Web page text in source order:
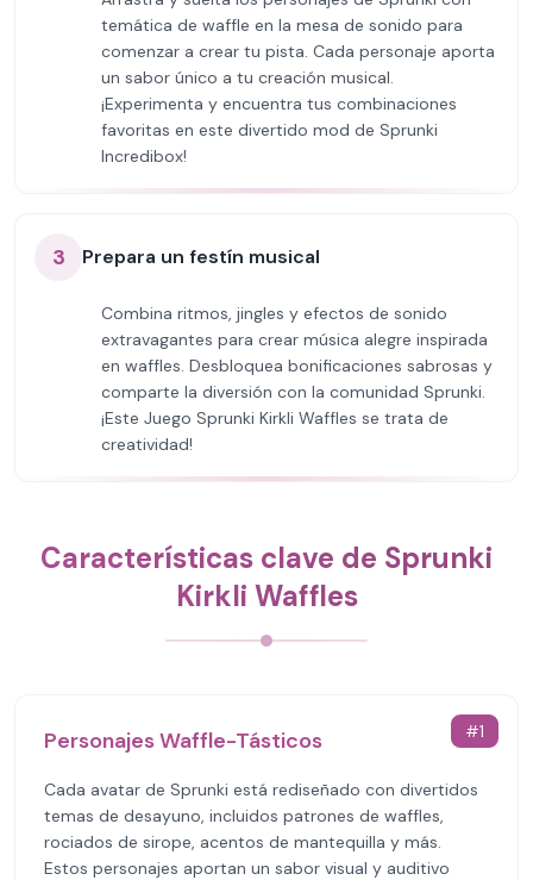
temática de waffle en la mesa de sonido para
comenzar a crear tu pista. Cada personaje aporta
un sabor único a tu creación musical.
¡Experimenta y encuentra tus combinaciones
favoritas en este divertido mod de Sprunki
Incredibox!
3 Prepara un festín musical
Combina ritmos, jingles y efectos de sonido
extravagantes para crear música alegre inspirada
en waffles. Desbloquea bonificaciones sabrosas y
comparte la diversión con la comunidad Sprunki.
¡Este Juego Sprunki Kirkli Waffles se trata de
creatividad!
Características clave de Sprunki
Kirkli Waffles
#1
Personajes Waffle-Tásticos
Cada avatar de Sprunki está rediseñado con divertidos
temas de desayuno, incluidos patrones de waffles,
rociados de sirope, acentos de mantequilla y más.
Estos personajes aportan un sabor visual y auditivo